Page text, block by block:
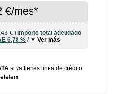
€/mes*
€ / Importe total adeudado
6,78 % / Ver más
si ya tienes línea de crédito